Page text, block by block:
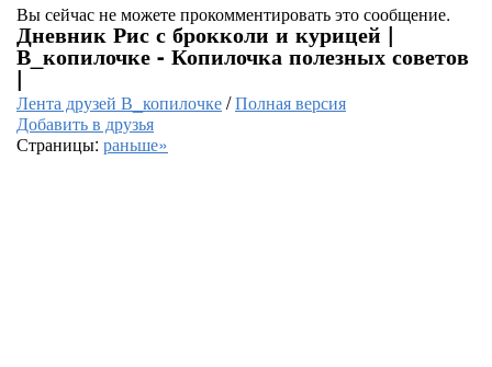
Вы сейчас не можете прокомментировать это сообщение.
Дневник Рис с брокколи и курицей |
В_копилочке - Копилочка полезных советов
|
Лента друзей В_копилочке/Полная версия
Добавить в друзья
Страницы: раньше»